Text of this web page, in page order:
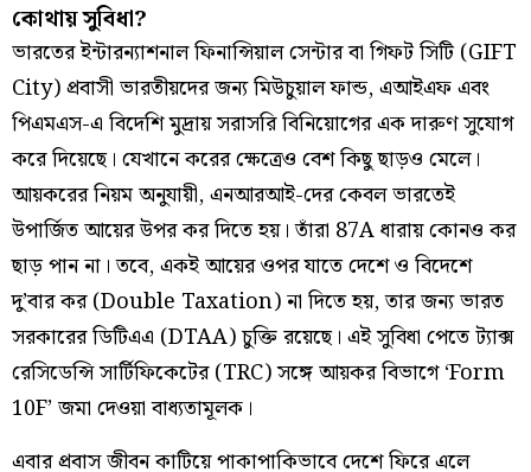
কোথায় সুবিধা?
ভারতের ইন্টারন্যাশনাল ফিনান্সিয়াল সেন্টার বা গিফট সিটি (GIFT
City) প্রবাসী ভারতীয়দের জন্য মিউচুয়াল ফান্ড, এআইএফ এবং
পিএমএস-এ বিদেশি মুদ্রায় সরাসরি বিনিয়োগের এক দারুণ সুযোগ
করে দিয়েছে। যেখানে করের ক্ষেত্রেও বেশ কিছু ছাড়ও মেলে।
আয়করের নিয়ম অনুযায়ী, এনআরআই-দের কেবল ভারতেই
উপার্জিত আয়ের উপর কর দিতে হয়। তাঁরা 87A ধারায় কোনও কর
ছাড় পান না। তবে, একই আয়ের ওপর যাতে দেশে ও বিদেশে
দু’বার কর (Double Taxation) না দিতে হয়, তার জন্য ভারত
সরকারের ডিটিএএ (DTAA) চুক্তি রয়েছে। এই সুবিধা পেতে ট্যাক্স
রেসিডেন্সি সার্টিফিকেটের (TRC) সঙ্গে আয়কর বিভাগে ‘Form
10F’ জমা দেওয়া বাধ্যতামূলক।
এবার প্রবাস জীবন কাটিয়ে পাকাপাকিভাবে দেশে ফিরে এলে